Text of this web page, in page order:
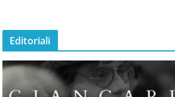
Editoriali